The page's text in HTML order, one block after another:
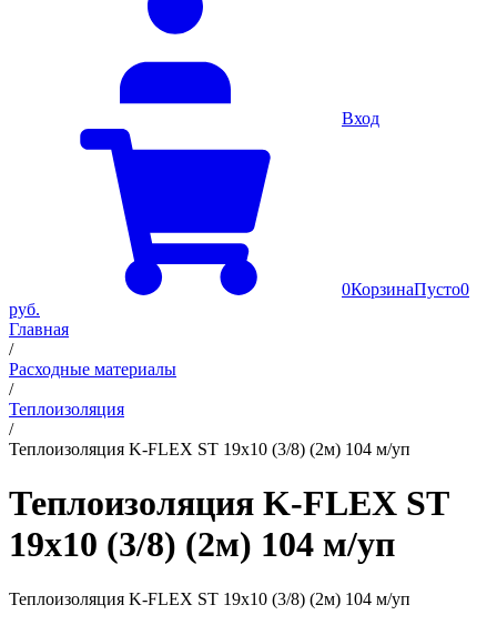
Вход
0КорзинаПусто0
руб.
Главная
/
Расходные материалы
/
Теплоизоляция
/
Теплоизоляция K-FLEX ST 19х10 (3/8) (2м) 104 м/уп
Теплоизоляция K-FLEX ST
19х10 (3/8) (2м) 104 м/уп
Теплоизоляция K-FLEX ST 19х10 (3/8) (2м) 104 м/уп